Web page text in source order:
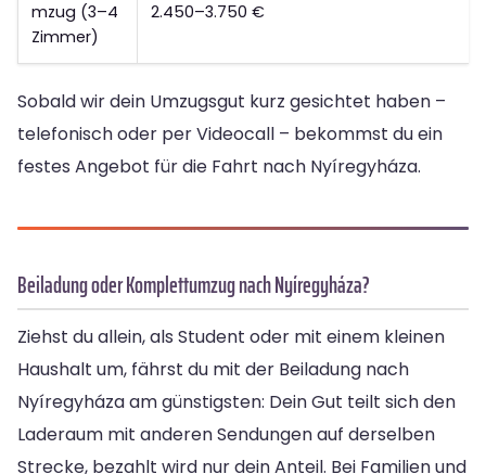
mzug (3–4
Zimmer)
2.450–3.750 €
Sobald wir dein Umzugsgut kurz gesichtet haben –
telefonisch oder per Videocall – bekommst du ein
festes Angebot für die Fahrt nach Nyíregyháza.
Beiladung oder Komplettumzug nach Nyíregyháza?
Ziehst du allein, als Student oder mit einem kleinen
Haushalt um, fährst du mit der Beiladung nach
Nyíregyháza am günstigsten: Dein Gut teilt sich den
Laderaum mit anderen Sendungen auf derselben
Strecke, bezahlt wird nur dein Anteil. Bei Familien und